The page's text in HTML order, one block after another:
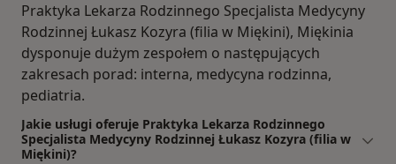
Praktyka Lekarza Rodzinnego Specjalista Medycyny
Rodzinnej Łukasz Kozyra (filia w Miękini), Miękinia
dysponuje dużym zespołem o następujących
zakresach porad: interna, medycyna rodzinna,
pediatria.
Jakie usługi oferuje Praktyka Lekarza Rodzinnego
Specjalista Medycyny Rodzinnej Łukasz Kozyra (filia w
Miękini)?